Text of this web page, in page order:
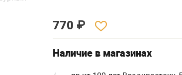
770 ₽
Наличие в магазинах